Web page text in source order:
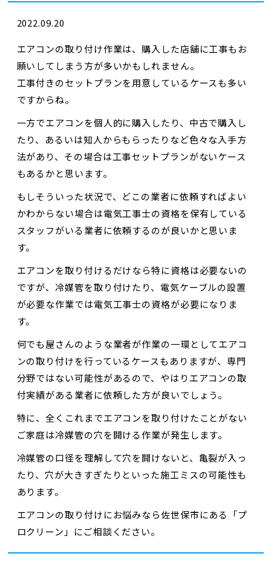
2022.09.20
エアコンの取り付け作業は、購入した店舗に工事もお
願いしてしまう方が多いかもしれません。
工事付きのセットプランを用意しているケースも多い
ですからね。
一方でエアコンを個人的に購入したり、中古で購入し
たり、あるいは知人からもらったりなど色々な入手方
法があり、その場合は工事セットプランがないケース
もあるかと思います。
もしそういった状況で、どこの業者に依頼すればよい
かわからない場合は電気工事士の資格を保有している
スタッフがいる業者に依頼するのが良いかと思いま
す。
エアコンを取り付けるだけなら特に資格は必要ないの
ですが、冷媒管を取り付けたり、電気ケーブルの設置
が必要な作業では電気工事士の資格が必要になりま
す。
何でも屋さんのような業者が作業の一環としてエアコ
ンの取り付けを行っているケースもありますが、専門
分野ではない可能性があるので、やはりエアコンの取
付実績がある業者に依頼した方が良いでしょう。
特に、全くこれまでエアコンを取り付けたことがない
ご家庭は冷媒管の穴を開ける作業が発生します。
冷媒管の口径を理解して穴を開けないと、亀裂が入っ
たり、穴が大きすぎたりといった施工ミスの可能性も
あります。
エアコンの取り付けにお悩みなら佐世保市にある「プ
ロクリーン」にご相談ください。